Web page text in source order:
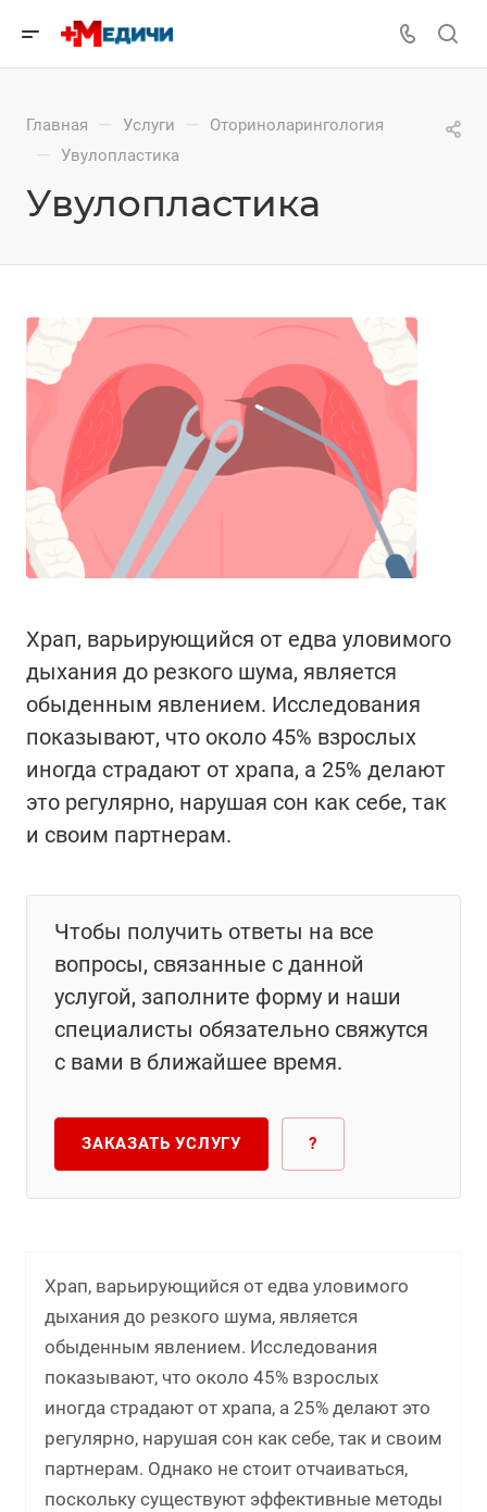
Главная — Услуги — Оториноларингология
— Увулопластика
Увулопластика
Храп, варьирующийся от едва уловимого
дыхания до резкого шума, является
обыденным явлением. Исследования
показывают, что около 45% взрослых
иногда страдают от храпа, а 25% делают
это регулярно, нарушая сон как себе, так
и своим партнерам.
Чтобы получить ответы на все
вопросы, связанные с данной
услугой, заполните форму и наши
специалисты обязательно свяжутся
с вами в ближайшее время.
ЗАКАЗАТЬ УСЛУГУ ?
Храп, варьирующийся от едва уловимого
дыхания до резкого шума, является
обыденным явлением. Исследования
показывают, что около 45% взрослых
иногда страдают от храпа, а 25% делают это
регулярно, нарушая сон как себе, так и своим
партнерам. Однако не стоит отчаиваться,
поскольку существуют эффективные методы